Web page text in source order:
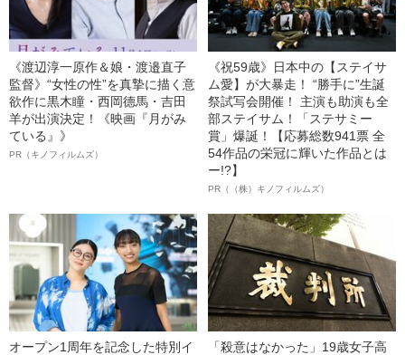
《渡辺淳一原作＆娘・渡邉直子
監督》“女性の性”を真摯に描く意
欲作に黒木瞳・西岡德馬・吉田
羊が出演決定！《映画『月がみ
ている』》
PR（キノフィルムズ）
《祝59歳》日本中の【ステイサ
ム愛】が大暴走！ “勝手に”生誕
祭試写会開催！ 主演も助演も全
部ステイサム！「ステサミー
賞」爆誕！【応募総数941票 全
54作品の栄冠に輝いた作品とは
ー!?】
PR（（株）キノフィルムズ）
オープン1周年を記念した特別イ
「殺意はなかった」19歳女子高